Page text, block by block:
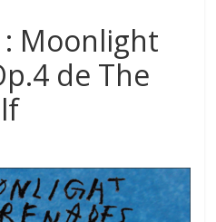
Moonlight
de The